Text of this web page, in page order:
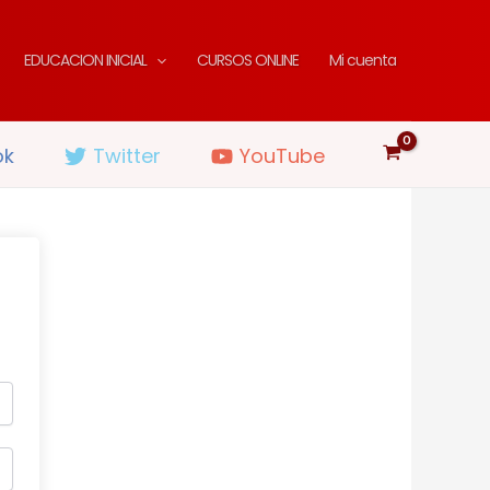
EDUCACION INICIAL CURSOS ONLINE Mi cuenta
Twitter YouTube